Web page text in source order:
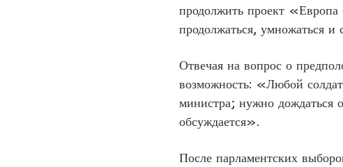
продолжить проект
продолжаться, умножаться
Отвечая на вопрос о
возможность: «Любой
министра; нужно дождаться
обсуждается».
После парламентских